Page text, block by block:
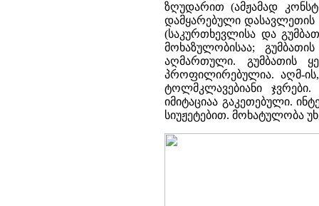
ზღუდარით (ამჟამად
დამყარებული დასავლეთის
(საკურთხევლისა და
მოხაზულობისაა;
აღმართული. გუმბათის
პროფილირებულია. აღმ-
ტოლმკლავებიანი
იმიტაციაა გაკეთებული.
სიუჟეტებით. მოხატულობა